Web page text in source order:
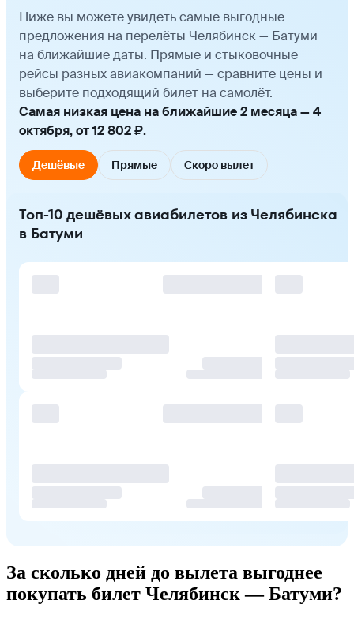
Ниже вы можете увидеть самые выгодные
предложения на перелёты Челябинск — Батуми
на ближайшие даты. Прямые и стыковочные
рейсы разных авиакомпаний — сравните цены и
выберите подходящий билет на самолёт.
Самая низкая цена на ближайшие 2 месяца — 4
октября, от 12 802 ₽.
Дешёвые Прямые Скоро вылет
Топ-10 дешёвых авиабилетов из Челябинска
в Батуми
За сколько дней до вылета выгоднее
покупать билет Челябинск — Батуми?